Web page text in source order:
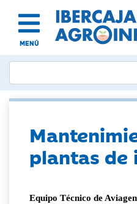
MENÚ
plantas de
Equipo Técnico de Aviagen